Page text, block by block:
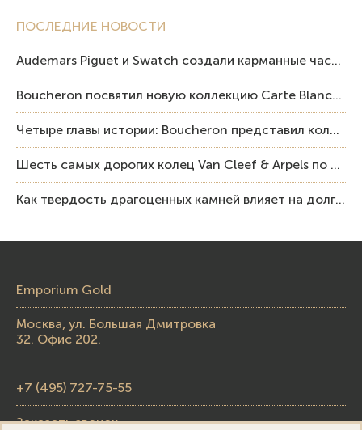
ПОСЛЕДНИЕ НОВОСТИ
Audemars Piguet и Swatch создали карманные часы в эстетике Royal Oak и Pop Art
Boucheron посвятил новую коллекцию Carte Blanche Human Being человеку и силе мастерства
Четыре главы истории: Boucheron представил коллекцию «Nom: Boucheron, Prénom: Frédéric»
Шесть самых дорогих колец Van Cleef & Arpels по итогам аукционов Sotheby’s
Как твердость драгоценных камней влияет на долговечность ювелирных изделий
Emporium Gold
Москва, ул. Большая Дмитровка
32. Офис 202.
+7 (495) 727-75-55
Заказать звонок